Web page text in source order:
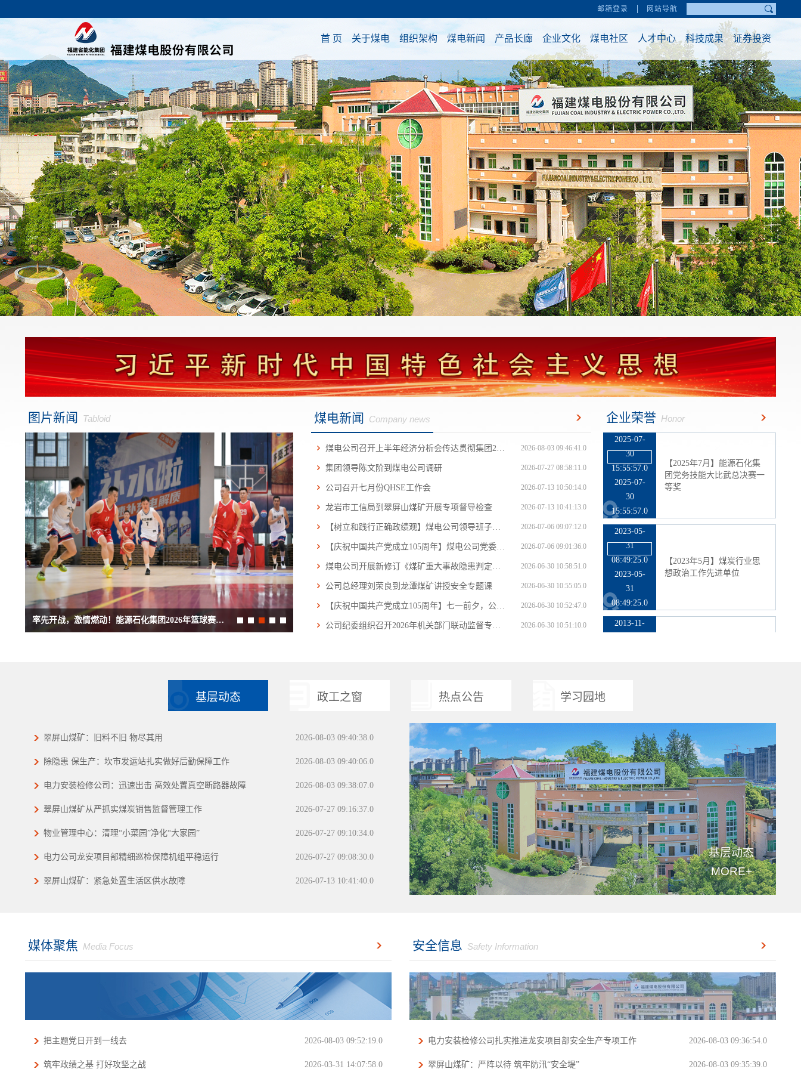
邮箱登录 网站导航
首 页 关于煤电 组织架构 煤电新闻 产品长廊 企业文化 煤电社区 人才中心 科技成果 证券投资
图片新闻 Tabloid
率先开战，激情燃动！能源石化集团2026年篮球赛闽...
煤电新闻 Company news
2026-08-03 09:46:41.0
煤电公司召开上半年经济分析会传达贯彻集团2026...
2026-07-27 08:58:11.0
集团领导陈文阶到煤电公司调研
2026-07-13 10:50:14.0
公司召开七月份QHSE工作会
2026-07-13 10:41:13.0
龙岩市工信局到翠屏山煤矿开展专项督导检查
2026-07-06 09:07:12.0
【树立和践行正确政绩观】煤电公司领导班子深入...
2026-07-06 09:01:36.0
【庆祝中国共产党成立105周年】煤电公司党委召...
2026-06-30 10:58:51.0
煤电公司开展新修订《煤矿重大事故隐患判定标准...
2026-06-30 10:55:05.0
公司总经理刘荣良到龙潭煤矿讲授安全专题课
2026-06-30 10:52:47.0
【庆祝中国共产党成立105周年】七一前夕，公司...
2026-06-30 10:51:10.0
公司纪委组织召开2026年机关部门联动监督专题会
企业荣誉 Honor
2013-11-
02
00:00:00.0
2013-11-
02
00:00:00.0
[2011年]全国“安康杯”优秀
组织奖
2025-12-
31
16:19:59.0
2025-12-
31
16:19:59.0
【2025年12月】2025年大爱
龙岩“久久公益节”优秀组...
2025-07-
30
16:19:17.0
2025-07-
16:19:17.0
【2025年7月】能源石化集
团党务技能大比武总决赛
优...
2025-07-
30
15:55:57.0
2025-07-
30
【2025年7月】能源石化集
团党务技能大比武总决赛一
2023-05-
31
08:49:25.0
2023-05-
31
08:49:25.0
【2023年5月】煤炭行业思
想政治工作先进单位
2013-11-
02
00:00:00.0
2013-11-
02
00:00:00.0
[2011年2月]全国煤矿档案管
2013-11-
2013-11-
00:00:00.0
2013-11-
02
00:00:00.0
[2011年2月]龙岩市和谐企业
2013-11-
02
00:00:00.0
2013-11-
02
00:00:00.0
[2011年1月]龙岩市守合同重
信用企业
00:00:00.0
2013-11-
02
2013-11-
组织奖
基层动态 政工之窗 热点公告 学习园地
2026-08-03 09:40:38.0
翠屏山煤矿：旧料不旧 物尽其用
2026-08-03 09:40:06.0
除隐患 保生产：坎市发运站扎实做好后勤保障工作
2026-08-03 09:38:07.0
电力安装检修公司：迅速出击 高效处置真空断路器故障
2026-07-27 09:16:37.0
翠屏山煤矿从严抓实煤炭销售监督管理工作
2026-07-27 09:10:34.0
物业管理中心：清理“小菜园”净化“大家园”
2026-07-27 09:08:30.0
电力公司龙安项目部精细巡检保障机组平稳运行
2026-07-13 10:41:40.0
翠屏山煤矿：紧急处置生活区供水故障
基层动态
MORE+
媒体聚焦 Media Focus
2026-08-03 09:52:19.0
把主题党日开到一线去
2026-03-31 14:07:58.0
筑牢政绩之基 打好攻坚之战
安全信息 Safety Information
2026-08-03 09:36:54.0
电力安装检修公司扎实推进龙安项目部安全生产专项工作
2026-08-03 09:35:39.0
翠屏山煤矿：严阵以待 筑牢防汛“安全堤”